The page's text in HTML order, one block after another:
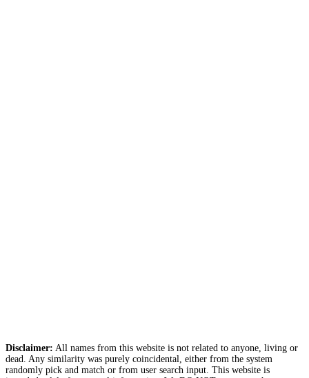
Disclaimer: All names from this website is not related to anyone, living or
dead. Any similarity was purely coincidental, either from the system
randomly pick and match or from user search input. This website is